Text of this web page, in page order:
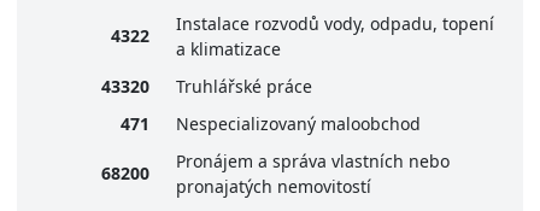
4322
Instalace rozvodů vody, odpadu, topení
a klimatizace
43320
Truhlářské práce
471
Nespecializovaný maloobchod
68200
Pronájem a správa vlastních nebo
pronajatých nemovitostí